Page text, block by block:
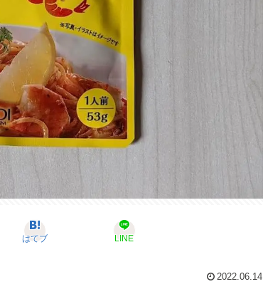
はてブ LINE
2022.06.14